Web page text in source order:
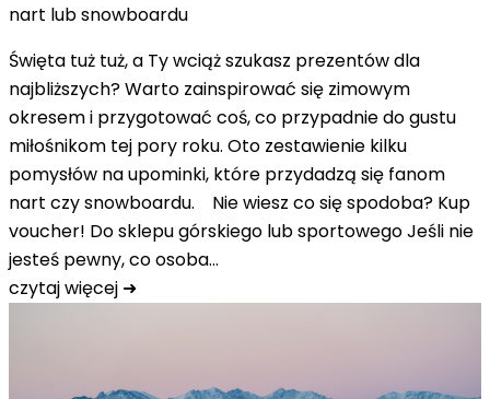
nart lub snowboardu
Święta tuż tuż, a Ty wciąż szukasz prezentów dla
najbliższych? Warto zainspirować się zimowym
okresem i przygotować coś, co przypadnie do gustu
miłośnikom tej pory roku. Oto zestawienie kilku
pomysłów na upominki, które przydadzą się fanom
nart czy snowboardu. Nie wiesz co się spodoba? Kup
voucher! Do sklepu górskiego lub sportowego Jeśli nie
jesteś pewny, co osoba…
czytaj więcej ➜